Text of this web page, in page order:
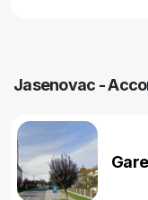
Jasenovac -